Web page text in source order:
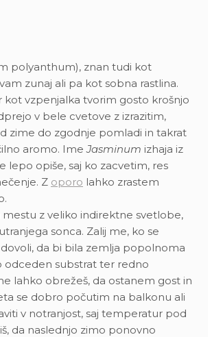
polyanthum), znan tudi kot
zunaj ali pa kot sobna rastlina.
vzpenjalka tvorim gosto krošnjo
v bele cvetove z izrazitim,
zime do zgodnje pomladi in takrat
aromo. ImeJasminum izhaja iz
lepo opiše, saj ko zacvetim, res
Z oporo lahko zrastem
z veliko indirektne svetlobe,
sonca. Zalij me, ko se
da bi bila zemlja popolnoma
odceden substrat ter redno
lahko obrežeš, da ostanem gost in
se dobro počutim na balkonu ali
v notranjost, saj temperatur pod
da naslednjo zimo ponovno